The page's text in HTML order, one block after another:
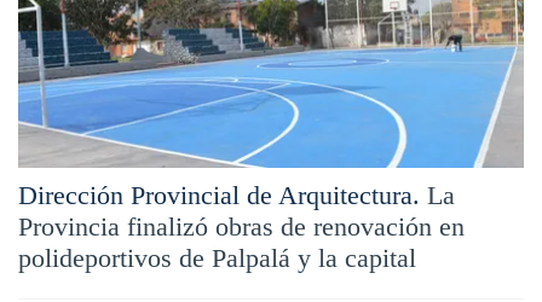
Dirección Provincial de Arquitectura. La
Provincia finalizó obras de renovación en
polideportivos de Palpalá y la capital